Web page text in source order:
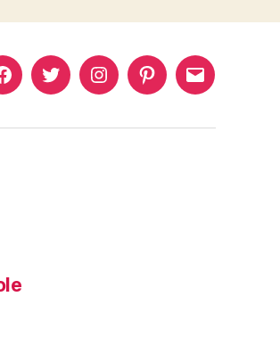
Murat
Facebook
Murat
Twitter
Murat
Instagram
PinterestMurat
Mail